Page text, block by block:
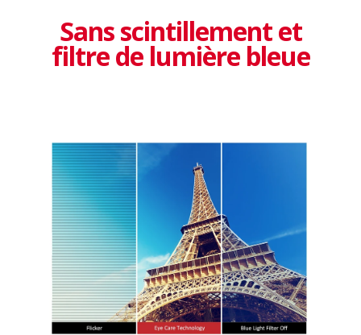
Sans scintillement et
filtre de lumière bleue